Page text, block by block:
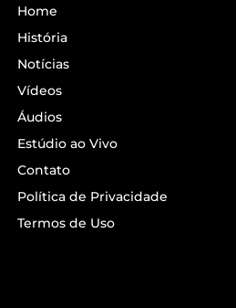
Home
História
Notícias
Vídeos
Áudios
Estúdio ao Vivo
Contato
Política de Privacidade
Termos de Uso